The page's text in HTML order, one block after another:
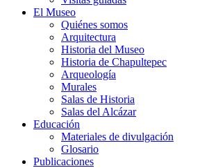
El Museo
Quiénes somos
Arquitectura
Historia del Museo
Historia de Chapultepec
Arqueología
Murales
Salas de Historia
Salas del Alcázar
Educación
Materiales de divulgación
Glosario
Publicaciones